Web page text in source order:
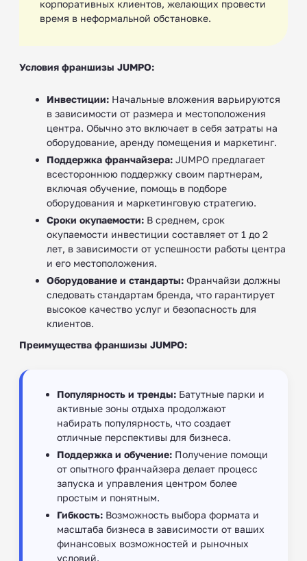
корпоративных клиентов, желающих провести
время в неформальной обстановке.
Условия франшизы JUMPO:
Инвестиции: Начальные вложения варьируются
в зависимости от размера и местоположения
центра. Обычно это включает в себя затраты на
оборудование, аренду помещения и маркетинг.
Поддержка франчайзера: JUMPO предлагает
всестороннюю поддержку своим партнерам,
включая обучение, помощь в подборе
оборудования и маркетинговую стратегию.
Сроки окупаемости: В среднем, срок
окупаемости инвестиции составляет от 1 до 2
лет, в зависимости от успешности работы центра
и его местоположения.
Оборудование и стандарты: Франчайзи должны
следовать стандартам бренда, что гарантирует
высокое качество услуг и безопасность для
клиентов.
Преимущества франшизы JUMPO:
Популярность и тренды: Батутные парки и
активные зоны отдыха продолжают
набирать популярность, что создает
отличные перспективы для бизнеса.
Поддержка и обучение: Получение помощи
от опытного франчайзера делает процесс
запуска и управления центром более
простым и понятным.
Гибкость: Возможность выбора формата и
масштаба бизнеса в зависимости от ваших
финансовых возможностей и рыночных
условий.